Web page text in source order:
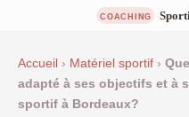
Accueil › Matériel sportif ›
adapté à ses objectifs et à
sportif à Bordeaux?